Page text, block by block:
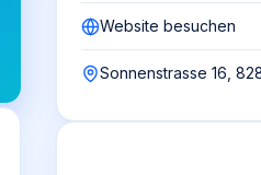
Website besuchen
Sonnenstrasse 16,